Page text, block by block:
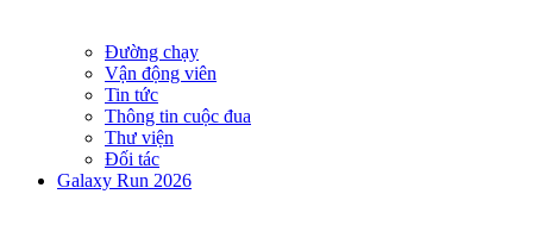
Đường chạy
Vận động viên
Tin tức
Thông tin cuộc đua
Thư viện
Đối tác
Galaxy Run 2026